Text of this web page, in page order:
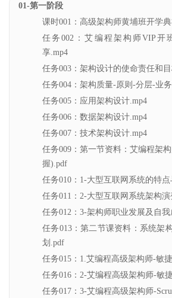
01-第一阶段
课时001：高级架构师黄埔班开学
任务002：艾编程架构师VIP开
享.mp4
任务003：架构设计的使命责任和
任务004：架构质量-原则-分层-业
任务005：应用架构设计.mp4
任务006：数据架构设计.mp4
任务007：技术架构设计.mp4
任务009：第一节资料：艾编程架
握).pdf
任务010：1-大型互联网系统的特
任务011：2-大型互联网系统架构演
任务012：3-架构师职业发展及自我
任务013：第二节课资料：系统架
划.pdf
任务015：1.艾编程高级架构师-敏
任务016：2-艾编程高级架构师-敏
任务017：3-艾编程高级架构师-